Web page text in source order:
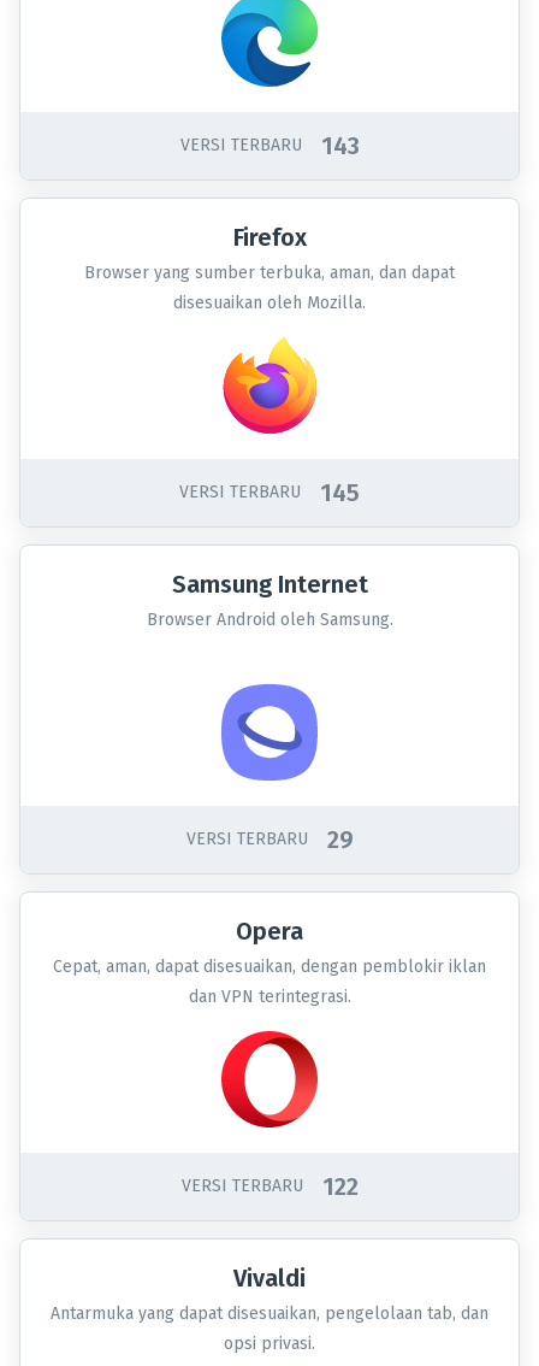
VERSI TERBARU 143
Firefox
Browser yang sumber terbuka, aman, dan dapat
disesuaikan oleh Mozilla.
VERSI TERBARU 145
Samsung Internet
Browser Android oleh Samsung.
VERSI TERBARU 29
Opera
Cepat, aman, dapat disesuaikan, dengan pemblokir iklan
dan VPN terintegrasi.
VERSI TERBARU 122
Vivaldi
Antarmuka yang dapat disesuaikan, pengelolaan tab, dan
opsi privasi.